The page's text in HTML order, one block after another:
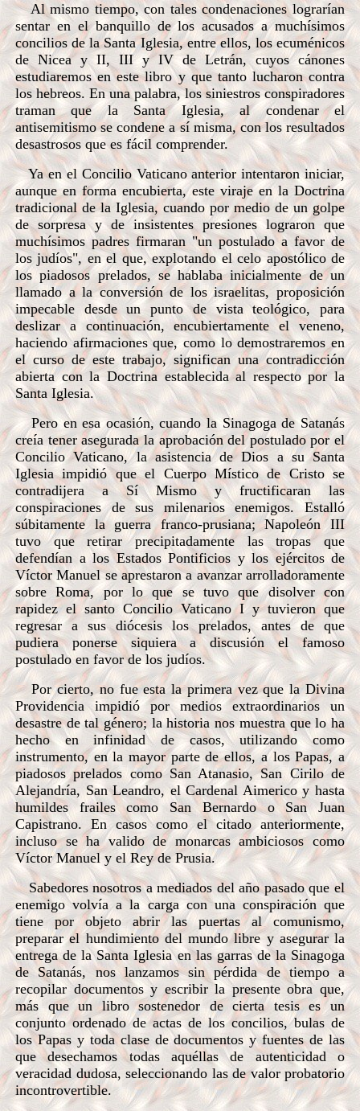
Al mismo tiempo, con tales condenaciones lograrían
sentar en el banquillo de los acusados a muchísimos
concilios de la Santa Iglesia, entre ellos, los ecuménicos
de Nicea y II, III y IV de Letrán, cuyos cánones
estudiaremos en este libro y que tanto lucharon contra
los hebreos. En una palabra, los siniestros conspiradores
traman que la Santa Iglesia, al condenar el
antisemitismo se condene a sí misma, con los resultados
desastrosos que es fácil comprender.
Ya en el Concilio Vaticano anterior intentaron iniciar,
aunque en forma encubierta, este viraje en la Doctrina
tradicional de la Iglesia, cuando por medio de un golpe
de sorpresa y de insistentes presiones lograron que
muchísimos padres firmaran "un postulado a favor de
los judíos", en el que, explotando el celo apostólico de
los piadosos prelados, se hablaba inicialmente de un
llamado a la conversión de los israelitas, proposición
impecable desde un punto de vista teológico, para
deslizar a continuación, encubiertamente el veneno,
haciendo afirmaciones que, como lo demostraremos en
el curso de este trabajo, significan una contradicción
abierta con la Doctrina establecida al respecto por la
Santa Iglesia.
Pero en esa ocasión, cuando la Sinagoga de Satanás
creía tener asegurada la aprobación del postulado por el
Concilio Vaticano, la asistencia de Dios a su Santa
Iglesia impidió que el Cuerpo Místico de Cristo se
contradijera a Sí Mismo y fructificaran las
conspiraciones de sus milenarios enemigos. Estalló
súbitamente la guerra franco-prusiana; Napoleón III
tuvo que retirar precipitadamente las tropas que
defendían a los Estados Pontificios y los ejércitos de
Víctor Manuel se aprestaron a avanzar arrolladoramente
sobre Roma, por lo que se tuvo que disolver con
rapidez el santo Concilio Vaticano I ytuvieron que
regresar a sus diócesis los prelados, antes de que
pudiera ponerse siquiera a discusión el famoso
postulado en favor de los judíos.
Por cierto, no fue esta la primera vez que la Divina
Providencia impidió por medios extraordinarios un
desastre de tal género; la historia nos muestra que lo ha
hecho en infinidad de casos, utilizando como
instrumento, en la mayor parte de ellos, a los Papas, a
piadosos prelados como San Atanasio, San Cirilo de
Alejandría, San Leandro, el Cardenal Aimerico y hasta
humildes frailes como San Bernardo o San Juan
Capistrano. En casos como el citado anteriormente,
incluso se ha valido de monarcas ambiciosos como
Víctor Manuel y el Rey de Prusia.
Sabedores nosotros a mediados del año pasado que el
enemigo volvía a la carga con una conspiración que
tiene por objeto abrir las puertas al comunismo,
preparar el hundimiento del mundo libre y asegurar la
entrega de la Santa Iglesia en las garras de la Sinagoga
de Satanás, nos lanzamos sin pérdida de tiempo a
recopilar documentos y escribir la presente obra que,
más que un libro sostenedor de cierta tesis es un
conjunto ordenado de actas de los concilios, bulas de
los Papas y toda clase de documentos y fuentes de las
que desechamos todas aquéllas de autenticidad o
veracidad dudosa, seleccionando las de valor probatorio
incontrovertible.